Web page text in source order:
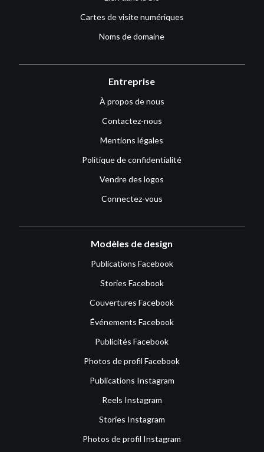
Cartes de visite numériques
Noms de domaine
Entreprise
À propos de nous
Contactez-nous
Mentions légales
Politique de confidentialité
Vendre des logos
Connectez-vous
Modèles de design
Publications Facebook
Stories Facebook
Couvertures Facebook
Événements Facebook
Publicités Facebook
Photos de profil Facebook
Publications Instagram
Reels Instagram
Stories Instagram
Photos de profil Instagram